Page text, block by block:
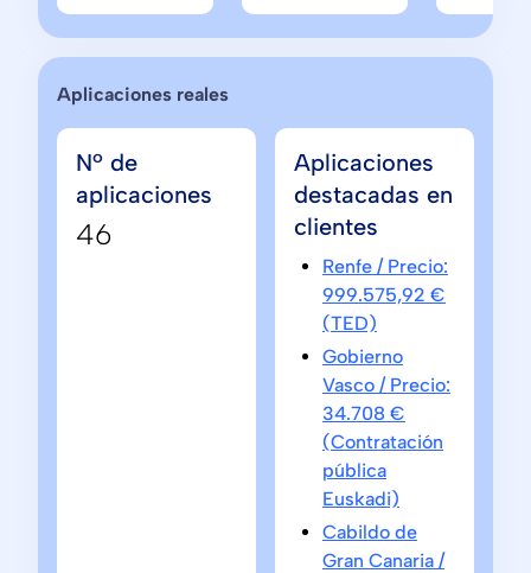
Aplicaciones reales
Nº de
aplicaciones
46
Aplicaciones
destacadas en
clientes
Renfe / Precio:
999.575,92 €
(TED)
Gobierno
Vasco / Precio:
34.708 €
(Contratación
pública
Euskadi)
Cabildo de
Gran Canaria /